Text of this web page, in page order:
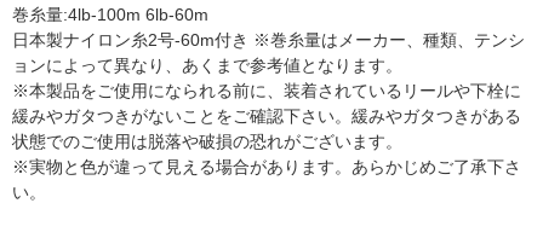
巻糸量:4lb-100m 6lb-60m
日本製ナイロン糸2号-60m付き ※巻糸量はメーカー、種類、テンシ
ョンによって異なり、あくまで参考値となります。
※本製品をご使用になられる前に、装着されているリールや下栓に
緩みやガタつきがないことをご確認下さい。緩みやガタつきがある
状態でのご使用は脱落や破損の恐れがございます。
※実物と色が違って見える場合があります。あらかじめご了承下さ
い。